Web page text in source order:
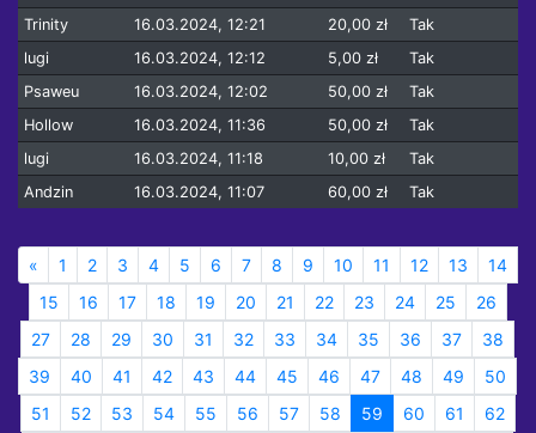
Trinity
16.03.2024, 12:21 20,00 zł
Tak
lugi
16.03.2024, 12:12 5,00 zł
Tak
Psaweu
16.03.2024, 12:02 50,00 zł
Tak
Hollow
16.03.2024, 11:36 50,00 zł
Tak
lugi
16.03.2024, 11:18 10,00 zł
Tak
Andzin
16.03.2024, 11:07 60,00 zł Tak
« 1 2 3 4 5 6 7 8 9 10 11 12 13
14
15
16 17 18 19 20 21 22 23 24 25
26
27
28 29 30 31 32 33 34 35 36 37
38
39
40 41 42 43 44 45 46 47 48 49
50
51
52 53 54 55 56 57 58 59 60 61
62